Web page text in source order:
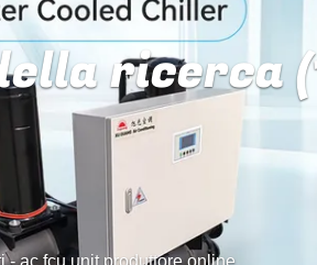
ricerca
-ac fcu unit produttore online